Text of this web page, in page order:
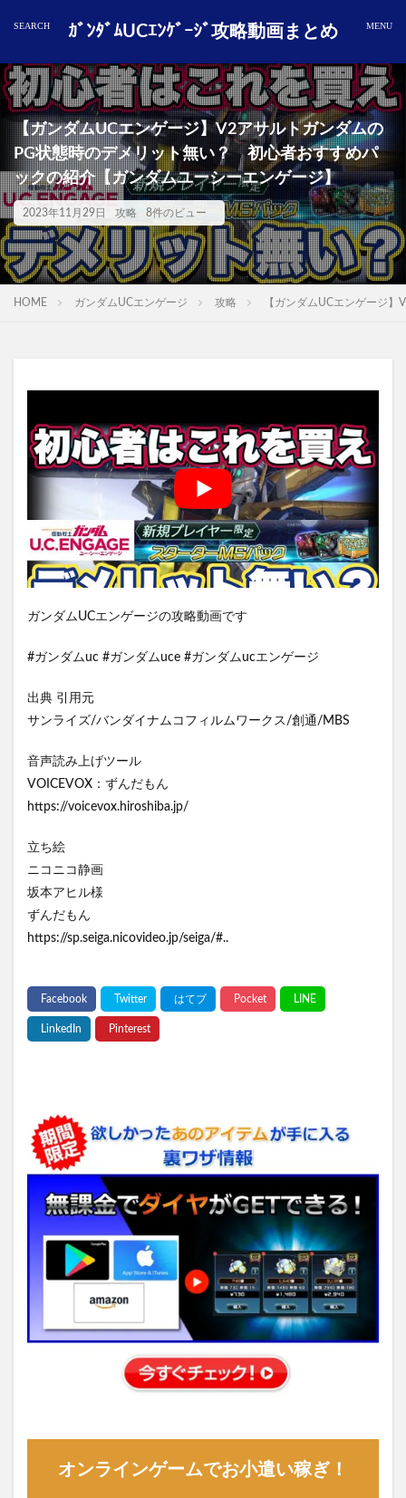
ｶﾞﾝﾀﾞﾑUCｴﾝｹﾞｰｼﾞ攻略動画まとめ
【ガンダムUCエンゲージ】V2アサルトガンダムの
PG状態時のデメリット無い？ 初心者おすすめパ
ックの紹介【ガンダムユーシーエンゲージ】
2023年11月29日 攻略 8件のビュー
HOME ガンダムUCエンゲージ 攻略 【ガンダムUCエンゲージ
ガンダムUCエンゲージの攻略動画です
#ガンダムuc #ガンダムuce #ガンダムucエンゲージ
出典 引用元
サンライズ/バンダイナムコフィルムワークス/創通/MBS
音声読み上げツール
VOICEVOX：ずんだもん
https://voicevox.hiroshiba.jp/
立ち絵
ニコニコ静画
坂本アヒル様
ずんだもん
https://sp.seiga.nicovideo.jp/seiga/#..
オンラインゲームでお小遣い稼ぎ！